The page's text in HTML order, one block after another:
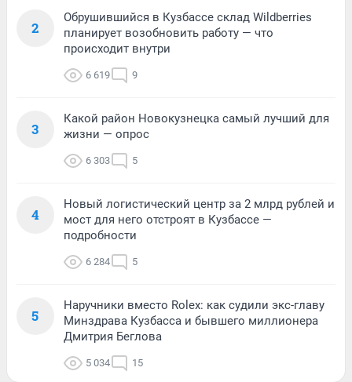
2
Обрушившийся в Кузбассе склад Wildberries
планирует возобновить работу — что
происходит внутри
6 619 9
3
Какой район Новокузнецка самый лучший для
жизни — опрос
6 303 5
4
Новый логистический центр за 2 млрд рублей и
мост для него отстроят в Кузбассе —
подробности
6 284 5
5
Наручники вместо Rolex: как судили экс-главу
Минздрава Кузбасса и бывшего миллионера
Дмитрия Беглова
5 034 15